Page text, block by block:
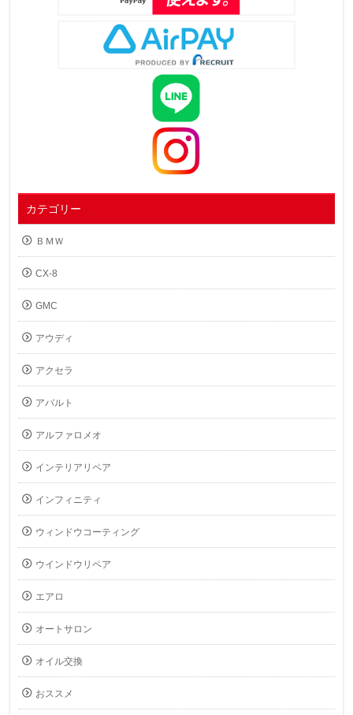
カテゴリー
ＢＭＷ
CX-8
GMC
アウディ
アクセラ
アバルト
アルファロメオ
インテリアリペア
インフィニティ
ウィンドウコーティング
ウインドウリペア
エアロ
オートサロン
オイル交換
おススメ